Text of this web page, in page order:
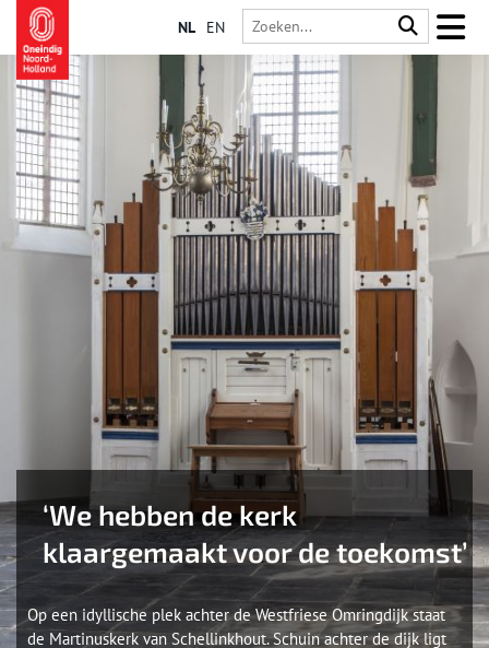
NL EN
‘We hebben de kerk
klaargemaakt voor de toekomst’
Op een idyllische plek achter de Westfriese Omringdijk staat
de Martinuskerk van Schellinkhout. Schuin achter de dijk ligt